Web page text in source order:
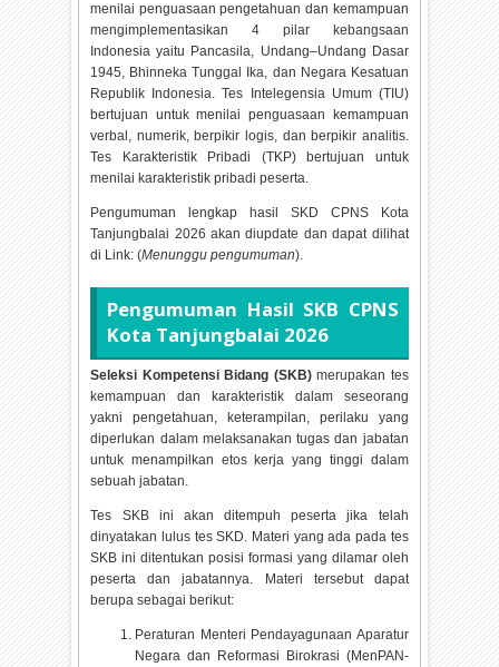
menilai penguasaan pengetahuan dan kemampuan
mengimplementasikan 4 pilar kebangsaan
Indonesia yaitu Pancasila, Undang–Undang Dasar
1945, Bhinneka Tunggal Ika, dan Negara Kesatuan
Republik Indonesia. Tes Intelegensia Umum (TIU)
bertujuan untuk menilai penguasaan kemampuan
verbal, numerik, berpikir logis, dan berpikir analitis.
Tes Karakteristik Pribadi (TKP) bertujuan untuk
menilai karakteristik pribadi peserta.
Pengumuman lengkap hasil SKD CPNS Kota
Tanjungbalai 2026 akan diupdate dan dapat dilihat
di Link: (Menunggu pengumuman).
Pengumuman Hasil SKB CPNS
Kota Tanjungbalai 2026
Seleksi Kompetensi Bidang (SKB)merupakan tes
kemampuan dan karakteristik dalam seseorang
yakni pengetahuan, keterampilan, perilaku yang
diperlukan dalam melaksanakan tugas dan jabatan
untuk menampilkan etos kerja yang tinggi dalam
sebuah jabatan.
Tes SKB ini akan ditempuh peserta jika telah
dinyatakan lulus tes SKD. Materi yang ada pada tes
SKB ini ditentukan posisi formasi yang dilamar oleh
peserta dan jabatannya. Materi tersebut dapat
berupa sebagai berikut:
Peraturan Menteri Pendayagunaan Aparatur
Negara dan Reformasi Birokrasi (MenPAN-